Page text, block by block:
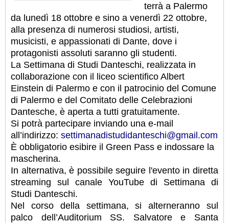
terrà a Palermo
da lunedì 18 ottobre e sino a venerdì 22 ottobre,
alla presenza di numerosi studiosi, artisti,
musicisti, e appassionati di Dante, dove i
protagonisti assoluti saranno gli studenti.
La Settimana di Studi Danteschi, realizzata in
collaborazione con il liceo scientifico Albert
Einstein di Palermo e con il patrocinio del Comune
di Palermo e del Comitato delle Celebrazioni
Dantesche, è aperta a tutti gratuitamente.
Si potrà partecipare inviando una e-mail
all’indirizzo: settimanadistudidanteschi@gmail.com
È obbligatorio esibire il Green Pass e indossare la
mascherina.
In alternativa, è possibile seguire l'evento in diretta
streaming sul canale YouTube di Settimana di
Studi Danteschi.
Nel corso della settimana, si alterneranno sul
palco dell’Auditorium SS. Salvatore e Santa